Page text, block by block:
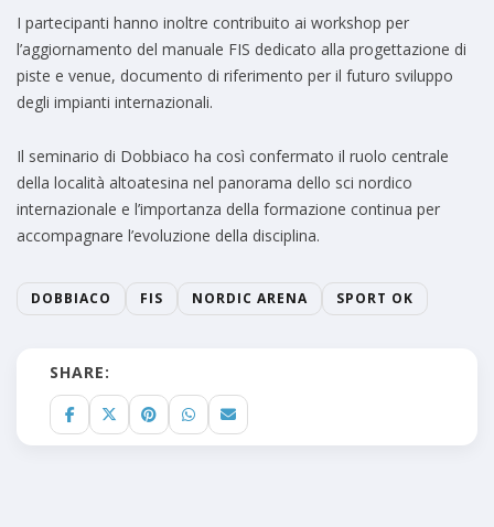
I partecipanti hanno inoltre contribuito ai workshop per
l’aggiornamento del manuale FIS dedicato alla progettazione di
piste e venue, documento di riferimento per il futuro sviluppo
degli impianti internazionali.
Il seminario di Dobbiaco ha così confermato il ruolo centrale
della località altoatesina nel panorama dello sci nordico
internazionale e l’importanza della formazione continua per
accompagnare l’evoluzione della disciplina.
DOBBIACO FIS NORDIC ARENA SPORT OK
SHARE: